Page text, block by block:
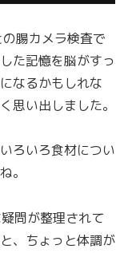
腸カメラ検査で
た記憶を脳がすっ
なるかもしれな
思い出しました。
ろいろ食材につい
。
問が整理されて
、ちょっと体調が